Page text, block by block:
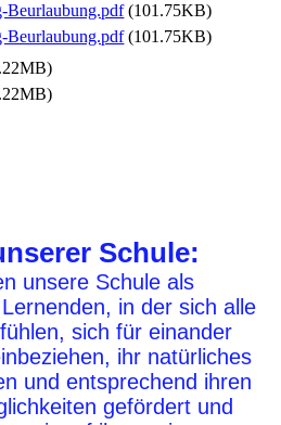
Beurlaubung.pdf(101.75KB)
Beurlaubung.pdf(101.75KB)
Schule:
unsere Schule als
in der sich alle
sich für einander
ihr natürliches
und entsprechend ihren
gefördert und